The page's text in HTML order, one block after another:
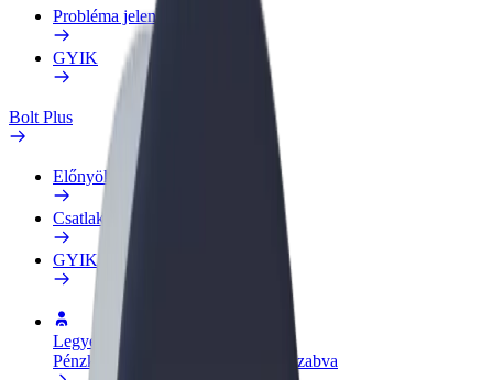
Probléma jelentése
GYIK
Bolt Plus
Előnyök
Csatlakozás
GYIK
Legyél sofőr
Pénzkereseti lehetőség igényeidre szabva